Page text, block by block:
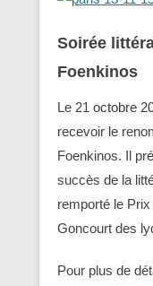
Soirée
Foenkinos
Le 21 octobre
recevoir le
Foenkinos. Il
succès de la
remporté le
Goncourt des
Pour plus de